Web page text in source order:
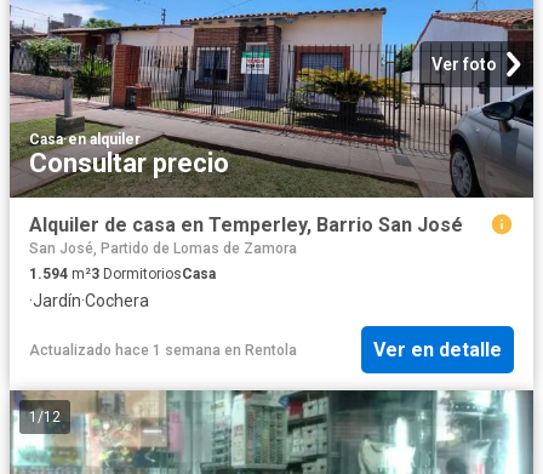
Ver foto
Casa·en alquiler
Consultar precio
Alquiler de casa en Temperley, Barrio San José
San José, Partido de Lomas de Zamora
1.594 m²3 DormitoriosCasa
·Jardín·Cochera
Actualizado hace 1 semana en Rentola Ver en detalle
1/12